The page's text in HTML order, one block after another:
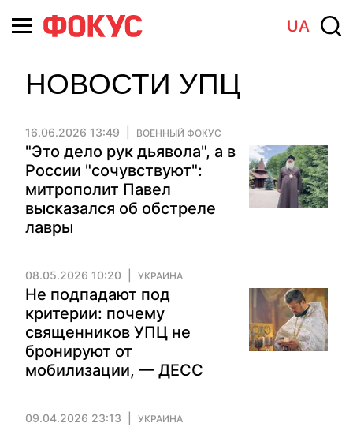
UA
НОВОСТИ УПЦ
16.06.2026 13:49 ВОЕННЫЙ ФОКУС
"Это дело рук дьявола", а в
России "сочувствуют":
митрополит Павел
высказался об обстреле
лавры
08.05.2026 10:20 УКРАИНА
Не подпадают под
критерии: почему
священников УПЦ не
бронируют от
мобилизации, — ДЕСС
09.04.2026 23:13 УКРАИНА